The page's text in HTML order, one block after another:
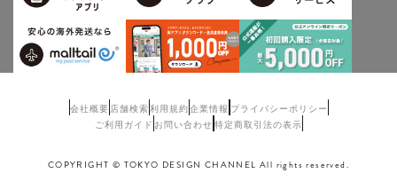
会社概要 店舗検索利用規約企業情報 プライバシーポリシー
ご利用ガイド お問い合わせ 特定商取引法の表示
COPYRIGHT © TOKYO DESIGN CHANNEL All rights reserved.